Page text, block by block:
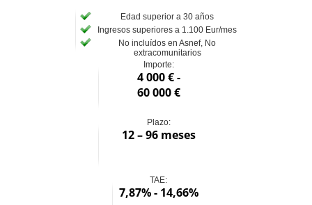
Edad superior a 30 años
Ingresos superiores a 1.100 Eur/mes
No incluídos en Asnef, No
extracomunitarios
Importe:
4 000 € -
60 000 €
Plazo:
12 – 96 meses
TAE:
7,87% - 14,66%